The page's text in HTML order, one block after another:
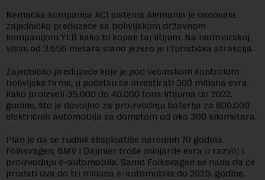
Nemačka kompanija ACI sistems Alemania je osnovala
zajedničko preduzeće sa bolivijskom državnom
kompanijom YLB kako bi kopali taj litijum. Na nadmorskoj
visini od 3.656 metara slano jezero je i turistička atrakcija.
Zajedničko preduzeće koje je pod većinskom kontrolom
bolivijske firme, u početku će investirati 300 miliona evra
kako proizveli 35.000 do 40.000 tona litijuma do 2022.
godine, što je dovoljno za proizvodnju baterija za 800.000
električnih automobila sa dometom od oko 300 kilometara.
Plan je da se rudnik eksploatiše narednih 70 godina.
Folksvagen, BMV i Dajmler troše milijarde evra u razvoj i
proizvodnju e-automobila. Samo Folksvagen se nada da će
prodati dva do tri miliona e-automobila do 2025. godine.